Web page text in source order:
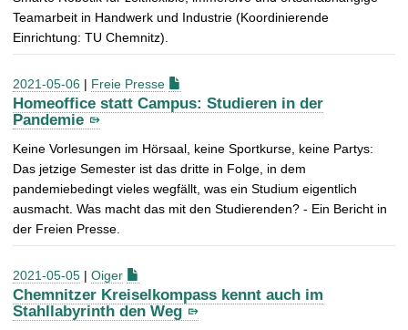
Teamarbeit in Handwerk und Industrie (Koordinierende
Einrichtung: TU Chemnitz).
2021-05-06 | Freie Presse
Homeoffice statt Campus: Studieren in der
Pandemie
Keine Vorlesungen im Hörsaal, keine Sportkurse, keine Partys:
Das jetzige Semester ist das dritte in Folge, in dem
pandemiebedingt vieles wegfällt, was ein Studium eigentlich
ausmacht. Was macht das mit den Studierenden? - Ein Bericht in
der Freien Presse.
2021-05-05 | Oiger
Chemnitzer Kreiselkompass kennt auch im
Stahllabyrinth den Weg